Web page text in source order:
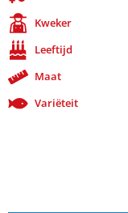
Kweker
Leeftijd
Maat
Variëteit